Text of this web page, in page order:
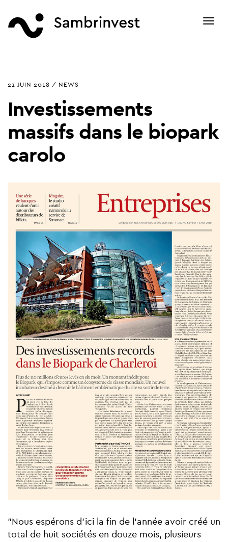
21 JUIN 2018 / NEWS
Investissements
massifs dans le biopark
carolo
"Nous espérons d’ici la fin de l’année avoir créé un
total de huit sociétés en douze mois, plusieurs